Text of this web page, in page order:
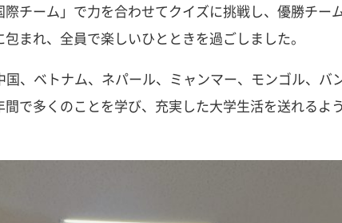
チーム」で力を合わせてクイズに挑戦し、優勝チー
まれ、全員で楽しいひとときを過ごしました。
、ベトナム、ネパール、ミャンマー、モンゴル、バ
で多くのことを学び、充実した大学生活を送れるよ